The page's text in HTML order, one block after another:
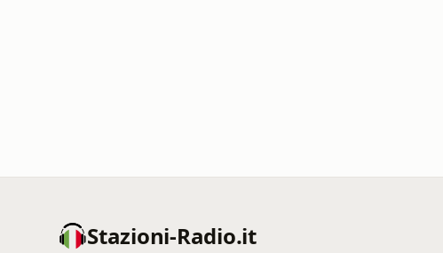
Stazioni-Radio.it